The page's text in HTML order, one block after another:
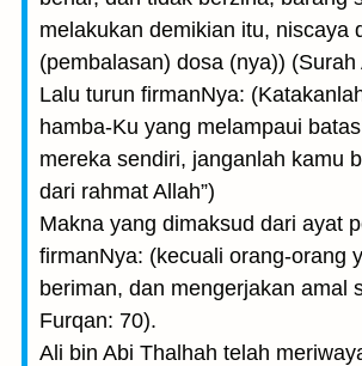
melakukan demikian itu, niscaya
(pembalasan) dosa (nya)) (Surah
Lalu turun firmanNya:
hamba-Ku yang melampaui
mereka sendiri, janganlah kamu
dari rahmat Allah”)
Makna yang dimaksud dari ayat
firmanNya: (kecuali orang-orang
beriman, dan mengerjakan amal
Furqan: 70).
Ali bin Abi Thalhah telah